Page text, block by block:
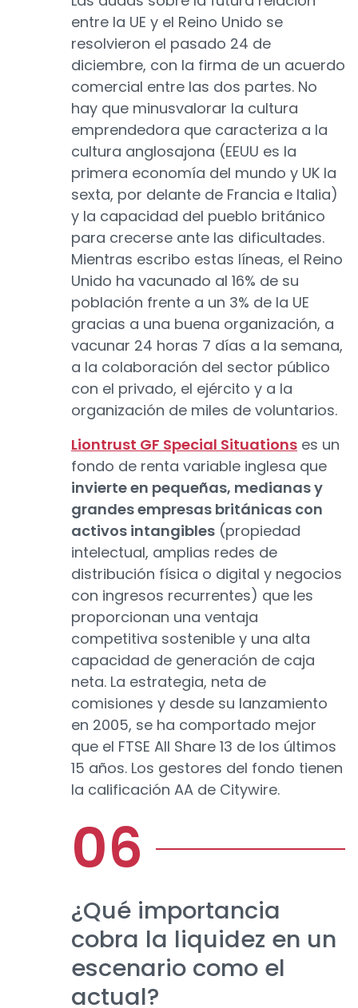
entre la UE y el Reino Unido se
resolvieron el pasado 24 de
diciembre, con la firma de un acuerdo
comercial entre las dos partes. No
hay que minusvalorar la cultura
emprendedora que caracteriza a la
cultura anglosajona (EEUU es la
primera economía del mundo y UK la
sexta, por delante de Francia e Italia)
y la capacidad del pueblo británico
para crecerse ante las dificultades.
Mientras escribo estas líneas, el Reino
Unido ha vacunado al 16% de su
población frente a un 3% de la UE
gracias a una buena organización, a
vacunar 24 horas 7 días a la semana,
a la colaboración del sector público
con el privado, el ejército y a la
organización de miles de voluntarios.
Liontrust GF Special Situations es un
fondo de renta variable inglesa que
invierte en pequeñas, medianas y
grandes empresas británicas con
activos intangibles (propiedad
intelectual, amplias redes de
distribución física o digital y negocios
con ingresos recurrentes) que les
proporcionan una ventaja
competitiva sostenible y una alta
capacidad de generación de caja
neta. La estrategia, neta de
comisiones y desde su lanzamiento
en 2005, se ha comportado mejor
que el FTSE All Share 13 de los últimos
15 años. Los gestores del fondo tienen
la calificación AA de Citywire.
¿Qué importancia
cobra la liquidez en un
escenario como el
actual?